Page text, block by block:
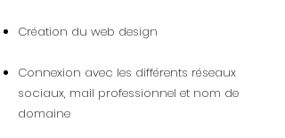
Création du web design
Connexion avec les différents réseaux
sociaux, mail professionnel et nom de
domaine